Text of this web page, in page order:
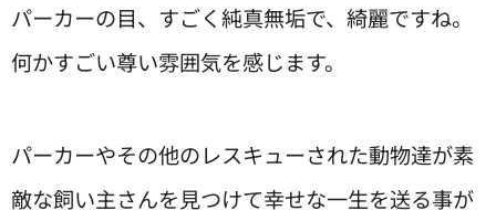
パーカーの目、すごく純真無垢で、綺麗ですね。
何かすごい尊い雰囲気を感じます。
パーカーやその他のレスキューされた動物達が素
敵な飼い主さんを見つけて幸せな一生を送る事が